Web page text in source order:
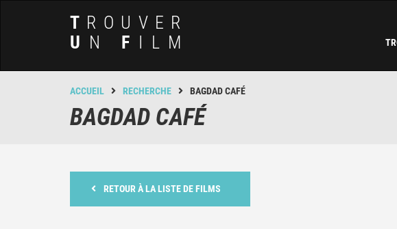
T ROUVER
U N F ILM
ACCUEIL RECHERCHE BAGDAD CAFÉ
BAGDAD CAFÉ
RETOUR À LA LISTE DE FILMS